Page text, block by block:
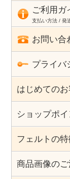
ご利用ガ
支払い方法 / 発
お問い合
プライバ
はじめての
ショップポ
フェルトの
商品画像の